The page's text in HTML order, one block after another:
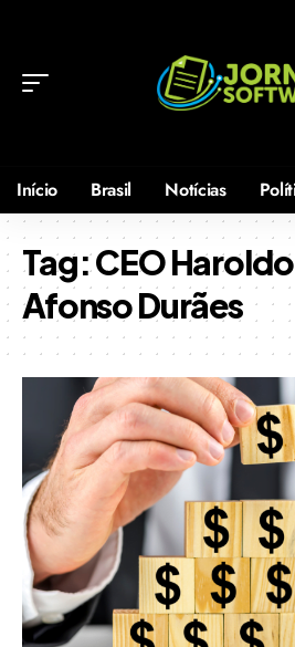
Início Brasil Notícias
Tag:CEO
Afonso Durães